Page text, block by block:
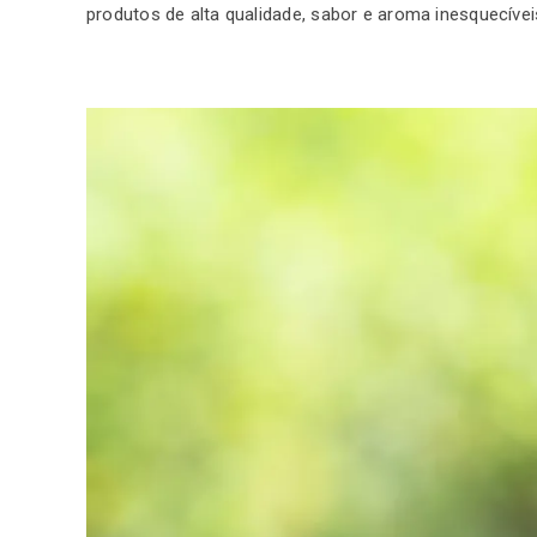
produtos de alta qualidade, sabor e aroma